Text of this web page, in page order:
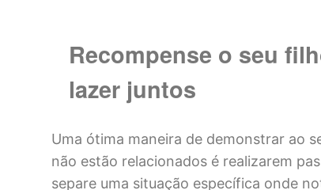
Recompense o seu
lazer juntos
Uma ótima maneira de demonstrar ao
não estão relacionados é realizarem
separe uma situação específica onde